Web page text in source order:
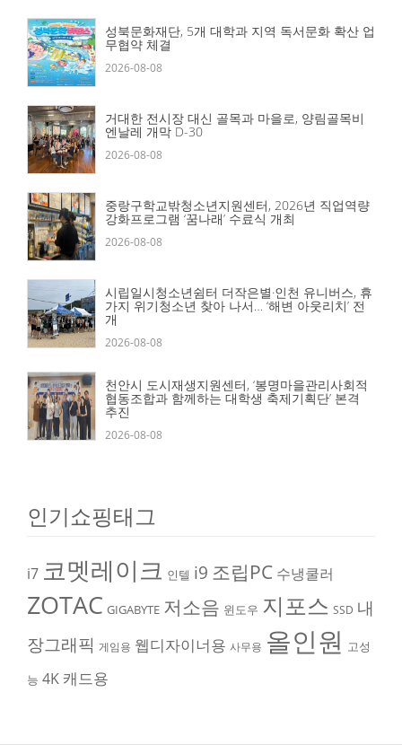
성북문화재단, 5개 대학과 지역 독서문화 확산 업
무협약 체결
2026-08-08
거대한 전시장 대신 골목과 마을로, 양림골목비
엔날레 개막 D-30
2026-08-08
중랑구학교밖청소년지원센터, 2026년 직업역량
강화프로그램 ‘꿈나래’ 수료식 개최
2026-08-08
시립일시청소년쉼터 더작은별·인천 유니버스, 휴
가지 위기청소년 찾아 나서… ‘해변 아웃리치’ 전
개
2026-08-08
천안시 도시재생지원센터, ‘봉명마을관리사회적
협동조합과 함께하는 대학생 축제기획단’ 본격
추진
2026-08-08
인기쇼핑태그
i7 코멧레이크 인텔 i9 조립PC 수냉쿨러
ZOTAC GIGABYTE 저소음 윈도우 지포스 SSD 내
장그래픽 게임용 웹디자이너용 사무용 올인원 고성
능 4K 캐드용